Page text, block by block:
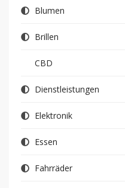
Blumen
Brillen
CBD
Dienstleistungen
Elektronik
Essen
Fahrräder